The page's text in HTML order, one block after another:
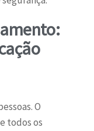
O
todos os